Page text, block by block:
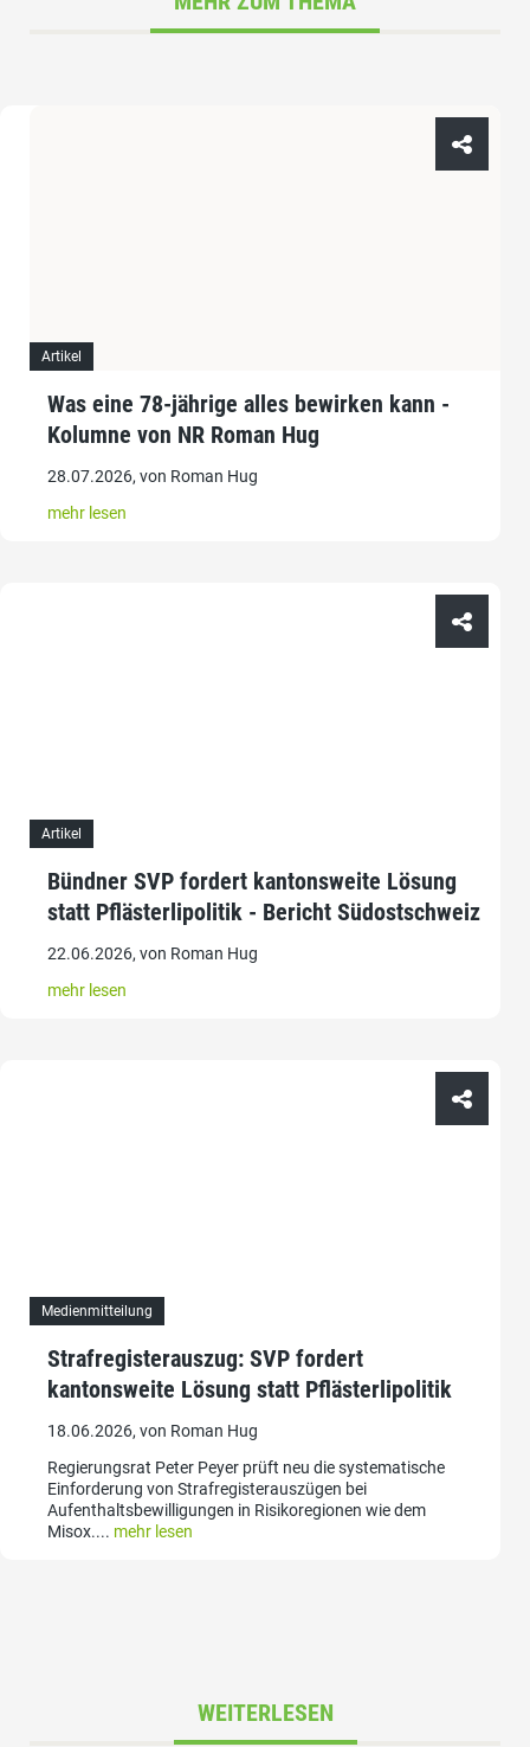
Artikel
Was eine 78-jährige alles bewirken kann -
Kolumne von NR Roman Hug
28.07.2026, von Roman Hug
mehr lesen
Artikel
Bündner SVP fordert kantonsweite Lösung
statt Pflästerlipolitik - Bericht Südostschweiz
22.06.2026, von Roman Hug
mehr lesen
Medienmitteilung
Strafregisterauszug: SVP fordert
kantonsweite Lösung statt Pflästerlipolitik
18.06.2026, von Roman Hug
Regierungsrat Peter Peyer prüft neu die systematische
Einforderung von Strafregisterauszügen bei
Aufenthaltsbewilligungen in Risikoregionen wie dem
Misox.... mehr lesen
WEITERLESEN